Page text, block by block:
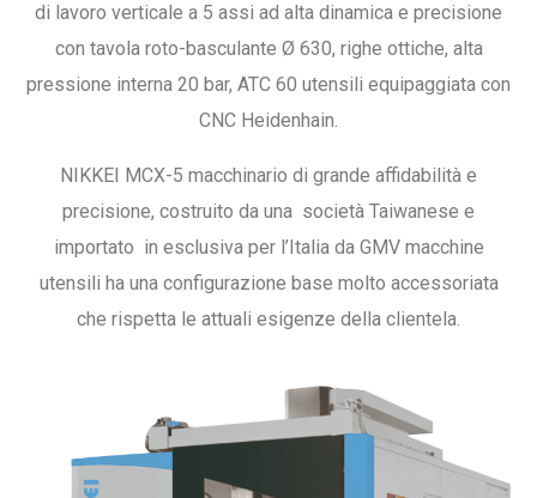
di lavoro verticale a 5 assi ad alta dinamica e precisione
con tavola roto-basculante Ø 630, righe ottiche, alta
pressione interna 20 bar, ATC 60 utensili equipaggiata con
CNC Heidenhain.
NIKKEI MCX-5 macchinario di grande affidabilità e
precisione, costruito da una società Taiwanese e
importato in esclusiva per l’Italia da GMV macchine
utensili ha una configurazione base molto accessoriata
che rispetta le attuali esigenze della clientela.